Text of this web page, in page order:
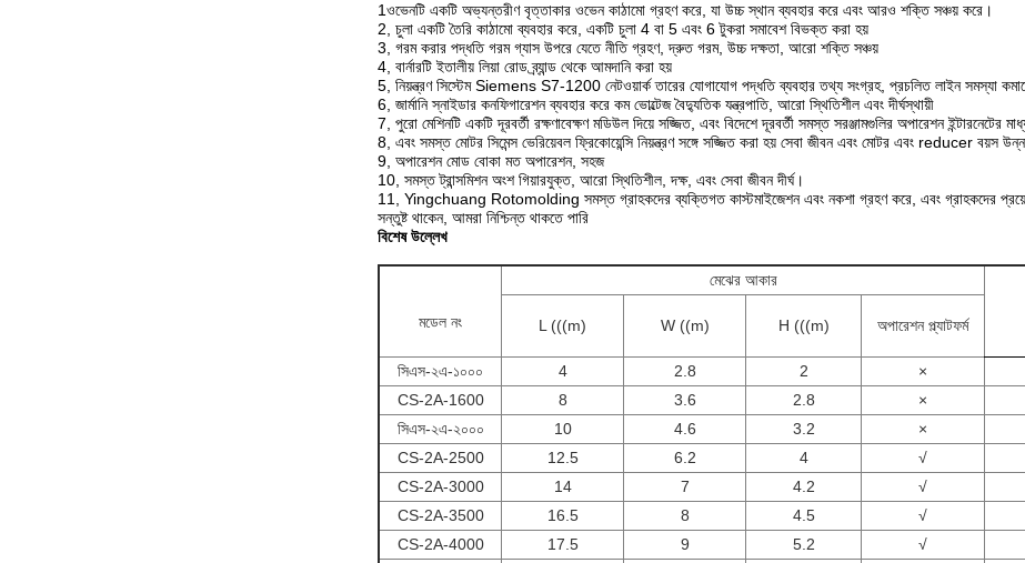
1ওভেনটি একটি অভ্যন্তরীণ বৃত্তাকার ওভেন কাঠামো গ্রহণ করে, যা উচ্চ স্থান ব্যবহার করে এবং আরও শক্তি সঞ্চয় করে।
2, চুলা একটি তৈরি কাঠামো ব্যবহার করে, একটি চুলা 4 বা 5 এবং 6 টুকরা সমাবেশ বিভক্ত করা হয়
3, গরম করার পদ্ধতি গরম গ্যাস উপরে যেতে নীতি গ্রহণ, দ্রুত গরম, উচ্চ দক্ষতা, আরো শক্তি সঞ্চয়
4, বার্নারটি ইতালীয় লিয়া রোড ব্র্যান্ড থেকে আমদানি করা হয়
5, নিয়ন্ত্রণ সিস্টেম Siemens S7-1200 নেটওয়ার্ক তারের যোগাযোগ পদ্ধতি ব্যবহার তথ্য সংগ্রহ, প্রচলিত লাইন সমস্যা
6, জার্মানি স্নাইডার কনফিগারেশন ব্যবহার করে কম ভোল্টেজ বৈদ্যুতিক যন্ত্রপাতি, আরো স্থিতিশীল এবং দীর্ঘস্থায়ী
7, পুরো মেশিনটি একটি দূরবর্তী রক্ষণাবেক্ষণ মডিউল দিয়ে সজ্জিত, এবং বিদেশে দূরবর্তী সমস্ত সরঞ্জামগুলির অপারেশন ইন্টারনেটের
8, এবং সমস্ত মোটর সিমেন্স ভেরিয়েবল ফ্রিকোয়েন্সি নিয়ন্ত্রণ সঙ্গে সজ্জিত করা হয় সেবা জীবন এবং মোটর এবং reducer বয়স উন্নত
9, অপারেশন মোড বোকা মত অপারেশন, সহজ
10, সমস্ত ট্রান্সমিশন অংশ গিয়ারযুক্ত, আরো স্থিতিশীল, দক্ষ, এবং সেবা জীবন দীর্ঘ।
11, Yingchuang Rotomolding সমস্ত গ্রাহকদের ব্যক্তিগত কাস্টমাইজেশন এবং নকশা গ্রহণ করে, এবং গ্রাহকদের
সন্তুষ্ট থাকেন, আমরা নিশ্চিন্ত থাকতে পারি
বিশেষ উল্লেখ
মডেল নং
মেঝের আকার
L (((m)
W ((m) H (((m) অপারেশন প্ল্যাটফর্ম
সিএস-২এ-১০০০ 4 2.8 2 ×
CS-2A-1600
8 3.6 2.8 ×
সিএস-২এ-২০০০
10 4.6 3.2 ×
CS-2A-2500
12.5 6.2 4 √
CS-2A-3000
14 7 4.2 √
CS-2A-3500
16.5 8 4.5 √
CS-2A-4000
17.5 9 5.2 √